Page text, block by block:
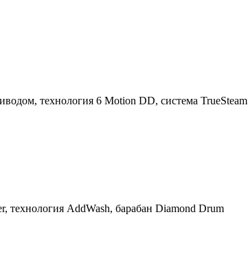
технология 6 Motion DD, система TrueSteam
технология AddWash, барабан Diamond Drum